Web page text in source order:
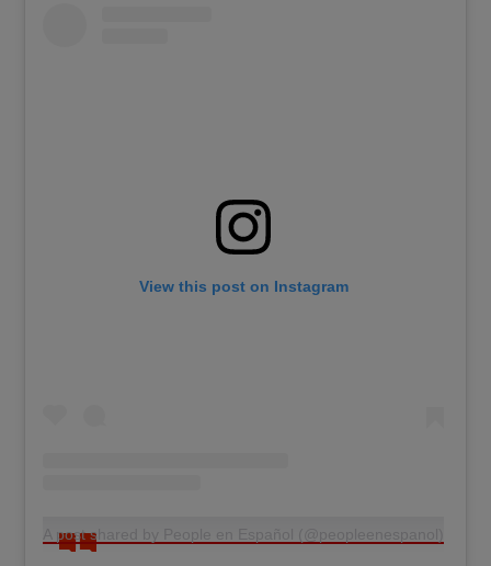
View this post on Instagram
A post shared by People en Español (@peopleenespanol)